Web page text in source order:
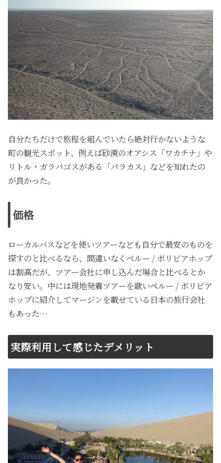
自分たちだけで旅程を組んでいたら絶対行かないような
町の観光スポット、例えば砂漠のオアシス「ワカチナ」や
リトル・ガラパゴスがある「パラカス」などを知れたの
が良かった。
価格
ローカルバスなどを使いツアーなども自分で最安のものを
探すのと比べるなら、間違いなくペルー / ボリビアホップ
は割高だが、ツアー会社に申し込んだ場合と比べるとか
なり安い。中には現地発着ツアーを歌いペルー / ボリビア
ホップに紹介してマージンを載せている日本の旅行会社
もあった…
実際利用して感じたデメリット